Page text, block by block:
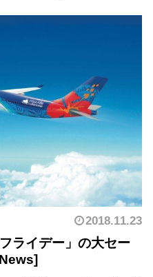
2018.11.23
ライデー」の大セー